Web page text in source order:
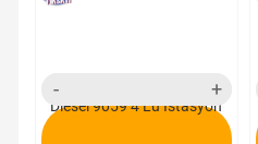
Diesel 9059 4 Lü İstasyon
ürün